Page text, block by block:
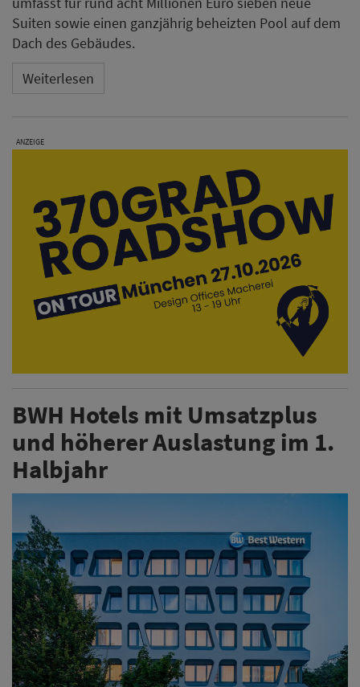
Suiten sowie einen ganzjährig beheizten Pool auf dem
Dach des Gebäudes.
Weiterlesen
ANZEIGE
BWH Hotels mit Umsatzplus
und höherer Auslastung im 1.
Halbjahr